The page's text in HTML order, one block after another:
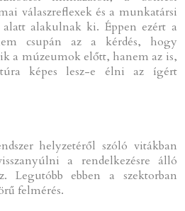
válaszreflexek és a munkatársi
alatt alakulnak ki. Éppen ezért a
csupán az a kérdés, hogy
a múzeumok előtt, hanem az is,
képes lesz-e élni az ígért
helyzetéről szóló vitákban
a rendelkezésre álló
Legutóbb ebben a szektorban
felmérés.